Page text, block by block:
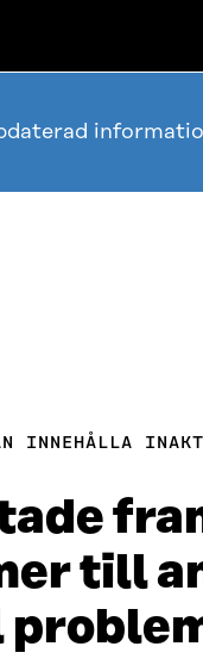
INNEHÅLLA
till